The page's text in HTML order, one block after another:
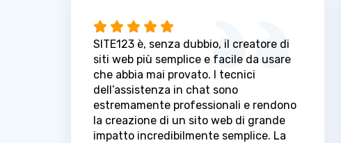
SITE123 è, senza dubbio, il creatore di
siti web più semplice e facile da usare
che abbia mai provato. I tecnici
dell’assistenza in chat sono
estremamente professionali e rendono
la creazione di un sito web di grande
impatto incredibilmente semplice. La